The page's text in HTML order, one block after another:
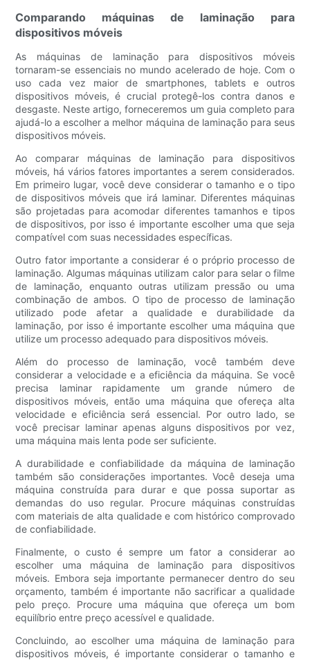
Comparando máquinas de laminação para
dispositivos móveis
As máquinas de laminação para dispositivos móveis
tornaram-se essenciais no mundo acelerado de hoje. Com o
uso cada vez maior de smartphones, tablets e outros
dispositivos móveis, é crucial protegê-los contra danos e
desgaste. Neste artigo, forneceremos um guia completo para
ajudá-lo a escolher a melhor máquina de laminação para seus
dispositivos móveis.
Ao comparar máquinas de laminação para dispositivos
móveis, há vários fatores importantes a serem considerados.
Em primeiro lugar, você deve considerar o tamanho e o tipo
de dispositivos móveis que irá laminar. Diferentes máquinas
são projetadas para acomodar diferentes tamanhos e tipos
de dispositivos, por isso é importante escolher uma que seja
compatível com suas necessidades específicas.
Outro fator importante a considerar é o próprio processo de
laminação. Algumas máquinas utilizam calor para selar o filme
de laminação, enquanto outras utilizam pressão ou uma
combinação de ambos. O tipo de processo de laminação
utilizado pode afetar a qualidade e durabilidade da
laminação, por isso é importante escolher uma máquina que
utilize um processo adequado para dispositivos móveis.
Além do processo de laminação, você também deve
considerar a velocidade e a eficiência da máquina. Se você
precisa laminar rapidamente um grande número de
dispositivos móveis, então uma máquina que ofereça alta
velocidade e eficiência será essencial. Por outro lado, se
você precisar laminar apenas alguns dispositivos por vez,
uma máquina mais lenta pode ser suficiente.
A durabilidade e confiabilidade da máquina de laminação
também são considerações importantes. Você deseja uma
máquina construída para durar e que possa suportar as
demandas do uso regular. Procure máquinas construídas
com materiais de alta qualidade e com histórico comprovado
de confiabilidade.
Finalmente, o custo é sempre um fator a considerar ao
escolher uma máquina de laminação para dispositivos
móveis. Embora seja importante permanecer dentro do seu
orçamento, também é importante não sacrificar a qualidade
pelo preço. Procure uma máquina que ofereça um bom
equilíbrio entre preço acessível e qualidade.
Concluindo, ao escolher uma máquina de laminação para
dispositivos móveis, é importante considerar o tamanho e